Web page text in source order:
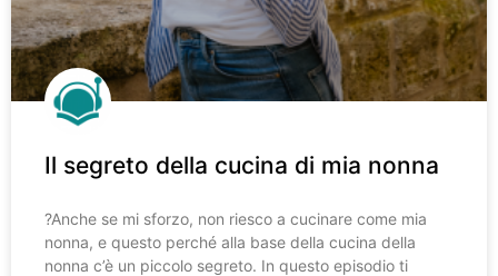
Il segreto della cucina di mia nonna
?️Anche se mi sforzo, non riesco a cucinare come mia
nonna, e questo perché alla base della cucina della
nonna c’è un piccolo segreto. In questo episodio ti